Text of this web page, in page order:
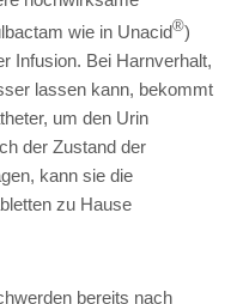
wie in Unacid®)
Infusion. Bei Harnverhalt,
lassen kann, bekommt
um den Urin
der Zustand der
kann sie die
zu Hause
bereits nach